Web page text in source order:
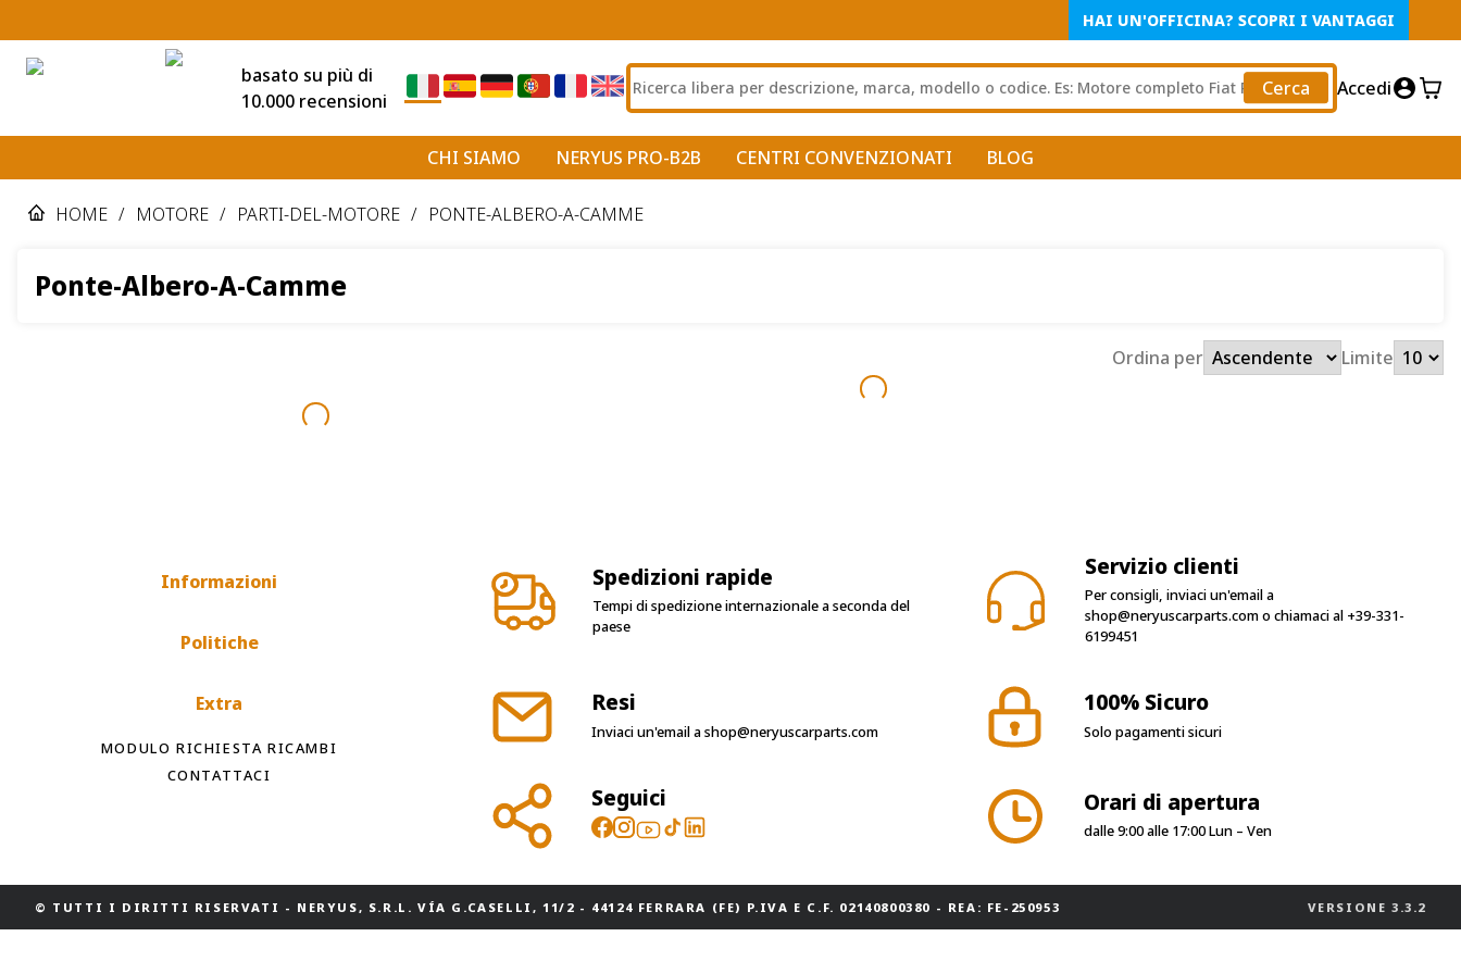
HAI UN'OFFICINA? SCOPRI I VANTAGGI
basato su più di
10.000 recensioni
Cerca Accedi
CHI SIAMO NERYUS PRO-B2B CENTRI CONVENZIONATI BLOG
HOME / MOTORE / PARTI-DEL-MOTORE / PONTE-ALBERO-A-CAMME
Ponte-Albero-A-Camme
Ordina per Limite
Informazioni
Politiche
Extra
MODULO RICHIESTA RICAMBI
CONTATTACI
Spedizioni rapide
Tempi di spedizione internazionale a seconda del
paese
Servizio clienti
Per consigli, inviaci un'email a
shop@neryuscarparts.como chiamaci al +39-331-
6199451
Resi
Inviaci un'email ashop@neryuscarparts.com
100% Sicuro
Solo pagamenti sicuri
Seguici Orari di apertura
dalle 9:00 alle 17:00 Lun – Ven
© TUTTI I DIRITTI RISERVATI - NERYUS, S.R.L. VÍA G.CASELLI, 11/2 - 44124 FERRARA (FE) P.IVA E C.F. 02140800380 - REA: FE-250953 VERSIONE 3.3.2